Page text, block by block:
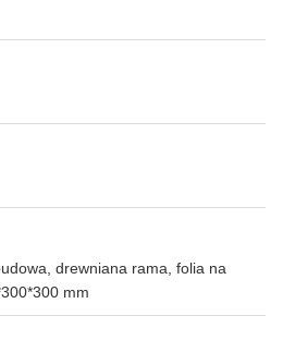
drewniana rama, folia na
mm